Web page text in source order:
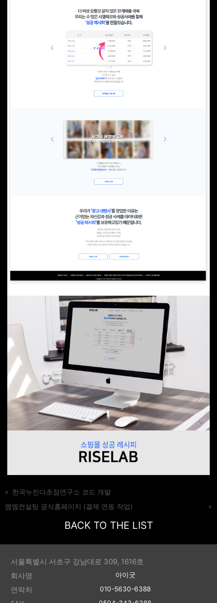
« 한국누진다초점연구소 코드 개발
엠엠컨설팅 공식홈페이지 (결제 연동 작업)
»
BACK TO THE LIST
서울특별시 서초구 강남대로 309, 1616호
회사명
아이굿
연락처 010-5630-6388